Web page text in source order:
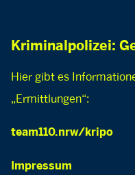
Kriminalpolizei:
Hier gibt es
„Ermittlungen“:
team110.nrw/kripo
Impressum